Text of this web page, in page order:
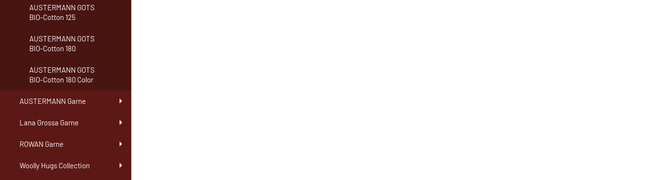
AUSTERMANN GOTS
BIO-Cotton 125
AUSTERMANN GOTS
BIO-Cotton 180
AUSTERMANN GOTS
BIO-Cotton 180 Color
AUSTERMANN Garne
Lana Grossa Garne
ROWAN Garne
Woolly Hugs Collection